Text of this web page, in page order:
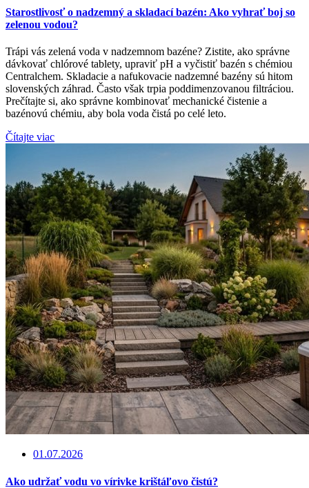
Starostlivosť o nadzemný a skladací bazén: Ako vyhrať boj so
zelenou vodou?
Trápi vás zelená voda v nadzemnom bazéne? Zistite, ako správne
dávkovať chlórové tablety, upraviť pH a vyčistiť bazén s chémiou
Centralchem. Skladacie a nafukovacie nadzemné bazény sú hitom
slovenských záhrad. Často však trpia poddimenzovanou filtráciou.
Prečítajte si, ako správne kombinovať mechanické čistenie a
bazénovú chémiu, aby bola voda čistá po celé leto.
Čítajte viac
01.07.2026
Ako udržať vodu vo vírivke krištáľovo čistú?